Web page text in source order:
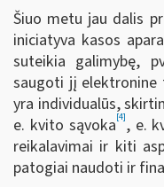
Šiuo metu jau dalis
iniciatyva kasos
suteikia galimybę,
saugoti jį elektronine
yra individualūs,
e. kvito sąvoka[4], e.
reikalavimai ir kiti
patogiai naudoti ir